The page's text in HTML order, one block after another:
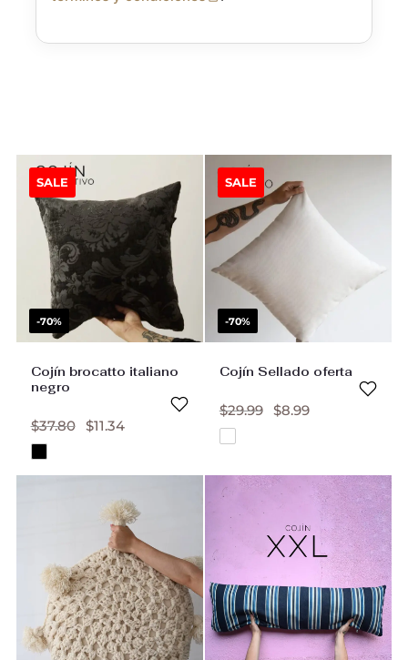
SALE
-70%
Cojín brocatto italiano
negro
$37.80 $11.34
SALE
-70%
Cojín Sellado oferta
$29.99 $8.99